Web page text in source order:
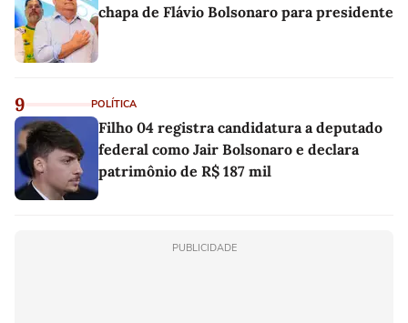
chapa de Flávio Bolsonaro para presidente
9 POLÍTICA
Filho 04 registra candidatura a deputado
federal como Jair Bolsonaro e declara
patrimônio de R$ 187 mil
PUBLICIDADE